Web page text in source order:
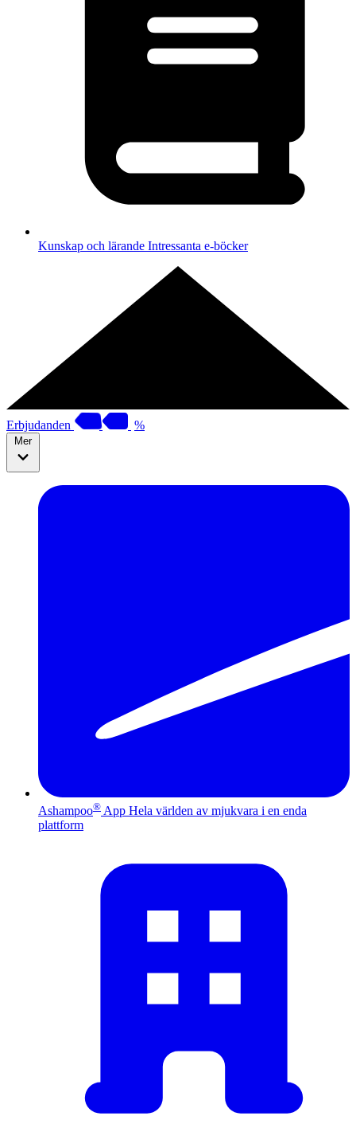
Kunskap och lärande Intressanta e-böcker
Erbjudanden %
Mer
Ashampoo® App Hela världen av mjukvara i en enda
plattform